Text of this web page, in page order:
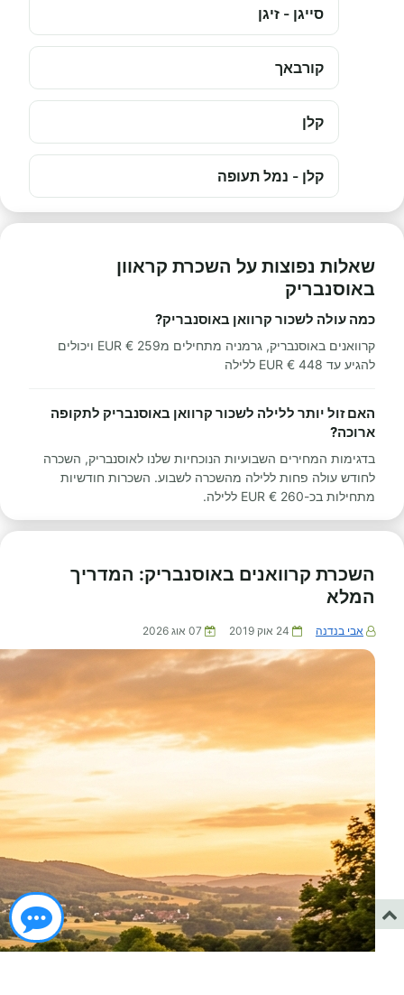
סייגן - זיגן
קורבאך
קלן
קלן - נמל תעופה
שאלות נפוצות על השכרת קראוון
באוסנבריק
כמה עולה לשכור קרוואן באוסנבריק?
קרוואנים באוסנבריק, גרמניה מתחילים מ259 € EUR ויכולים
להגיע עד 448 € EUR ללילה
האם זול יותר ללילה לשכור קרוואן באוסנבריק לתקופה
ארוכה?
בדגימות המחירים השבועיות הנוכחיות שלנו לאוסנבריק, השכרה
לחודש עולה פחות ללילה מהשכרה לשבוע. השכרות חודשיות
מתחילות בכ-260 € EUR ללילה.
השכרת קרוואנים באוסנבריק: המדריך
המלא
אבי בנדנה 24 אוק 2019 07 אוג 2026